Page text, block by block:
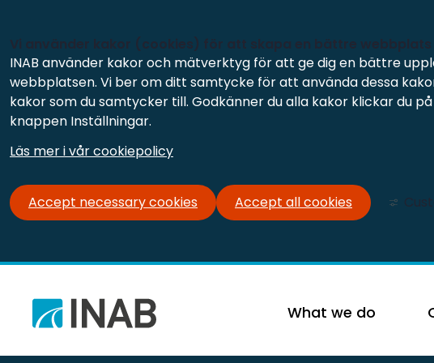
INAB använder kakor och mätverktyg för att ge dig en bättre
webbplatsen. Vi ber om ditt samtycke för att använda dessa
kakor som du samtycker till. Godkänner du alla kakor klickar du
knappen Inställningar.
Läs mer i vår cookiepolicy
Accept necessary cookies Accept all cookies
What we do